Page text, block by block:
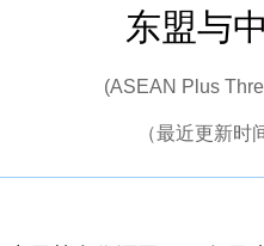
东盟与
(ASEAN Plus
（最近更新时